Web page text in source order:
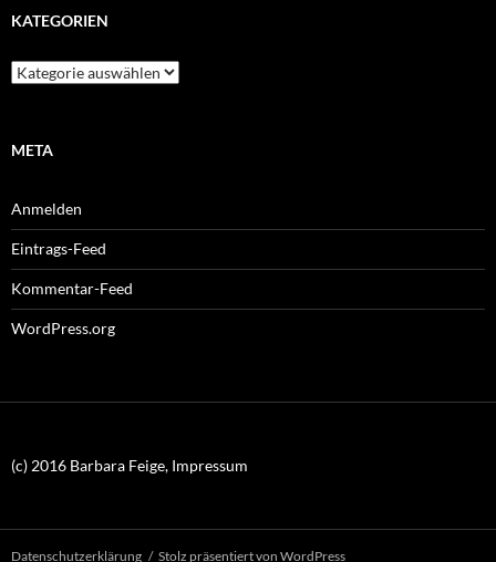
KATEGORIEN
Kategorien
META
Anmelden
Eintrags-Feed
Kommentar-Feed
WordPress.org
(c) 2016 Barbara Feige, Impressum
Datenschutzerklärung Stolz präsentiert von WordPress